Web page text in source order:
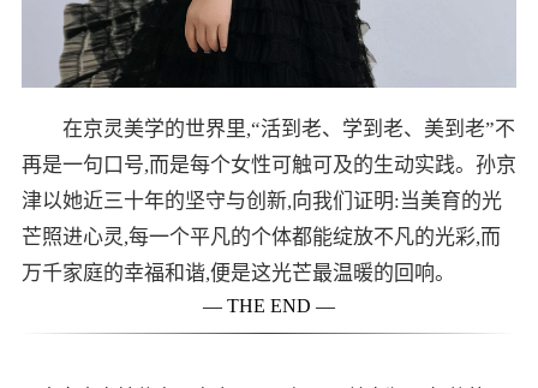
在京灵美学的世界里,“活到老、学到老、美到老”不
再是一句口号,而是每个女性可触可及的生动实践。孙京
津以她近三十年的坚守与创新,向我们证明:当美育的光
芒照进心灵,每一个平凡的个体都能绽放不凡的光彩,而
万千家庭的幸福和谐,便是这光芒最温暖的回响。
— THE END —